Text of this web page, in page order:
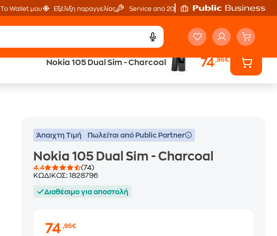
Το Wallet μου Εξέλιξη παραγγελίας Service από 20'
Nokia 105 Dual Sim - Charcoal 74,95€
Trade & Save
Άπαιχτη Τιμή Πωλείται από Public Partner
Nokia 105 Dual Sim - Charcoal
4.4
(74)
ΚΩΔΙΚΟΣ:1828796
Διαθέσιμο για αποστολή
74,95€